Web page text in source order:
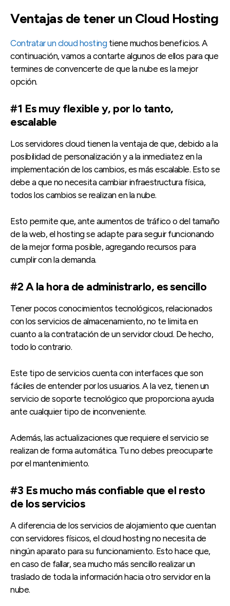
Ventajas de tener un Cloud Hosting
Contratar un cloud hosting tiene muchos beneficios. A
continuación, vamos a contarte algunos de ellos para que
termines de convencerte de que la nube es la mejor
opción.
#1 Es muy flexible y, por lo tanto,
escalable
Los servidores cloud tienen la ventaja de que, debido a la
posibilidad de personalización y a la inmediatez en la
implementación de los cambios, es más escalable. Esto se
debe a que no necesita cambiar infraestructura física,
todos los cambios se realizan en la nube.
Esto permite que, ante aumentos de tráfico o del tamaño
de la web, el hosting se adapte para seguir funcionando
de la mejor forma posible, agregando recursos para
cumplir con la demanda.
#2 A la hora de administrarlo, es sencillo
Tener pocos conocimientos tecnológicos, relacionados
con los servicios de almacenamiento, no te limita en
cuanto a la contratación de un servidor cloud. De hecho,
todo lo contrario.
Este tipo de servicios cuenta con interfaces que son
fáciles de entender por los usuarios. A la vez, tienen un
servicio de soporte tecnológico que proporciona ayuda
ante cualquier tipo de inconveniente.
Además, las actualizaciones que requiere el servicio se
realizan de forma automática. Tu no debes preocuparte
por el mantenimiento.
#3 Es mucho más confiable que el resto
de los servicios
A diferencia de los servicios de alojamiento que cuentan
con servidores físicos, el cloud hosting no necesita de
ningún aparato para su funcionamiento. Esto hace que,
en caso de fallar, sea mucho más sencillo realizar un
traslado de toda la información hacia otro servidor en la
nube.